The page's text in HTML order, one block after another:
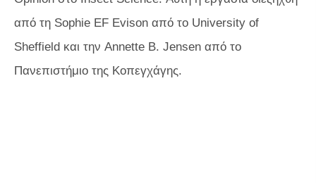
από τη Sophie EF Evison από το University of
Sheffield και την Annette B. Jensen από το
Πανεπιστήμιο της Κοπεγχάγης.